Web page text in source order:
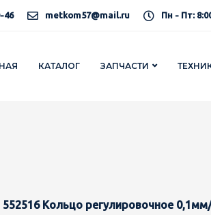
46 metkom57@mail.ru Пн - Пт:
КАТАЛОГ ЗАПЧАСТИ
552516 Кольцо регулировочное 0,1мм/